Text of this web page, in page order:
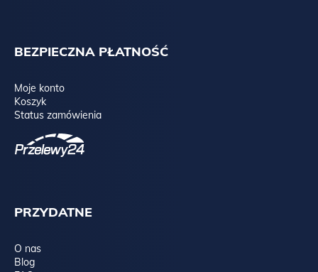
BEZPIECZNA PŁATNOŚĆ
Moje konto
Koszyk
Status zamówienia
PRZYDATNE
O nas
Blog